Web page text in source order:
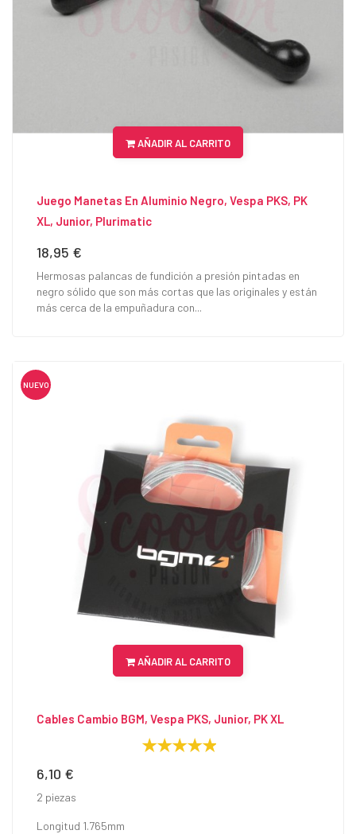
AÑADIR AL CARRITO
Juego Manetas En Aluminio Negro, Vespa PKS, PK
XL, Junior, Plurimatic
Precio
18,95 €
Hermosas palancas de fundición a presión pintadas en
negro sólido que son más cortas que las originales y están
más cerca de la empuñadura con...
NUEVO
AÑADIR AL CARRITO
Cables Cambio BGM, Vespa PKS, Junior, PK XL
Precio
6,10 €
2 piezas
Longitud 1.765mm